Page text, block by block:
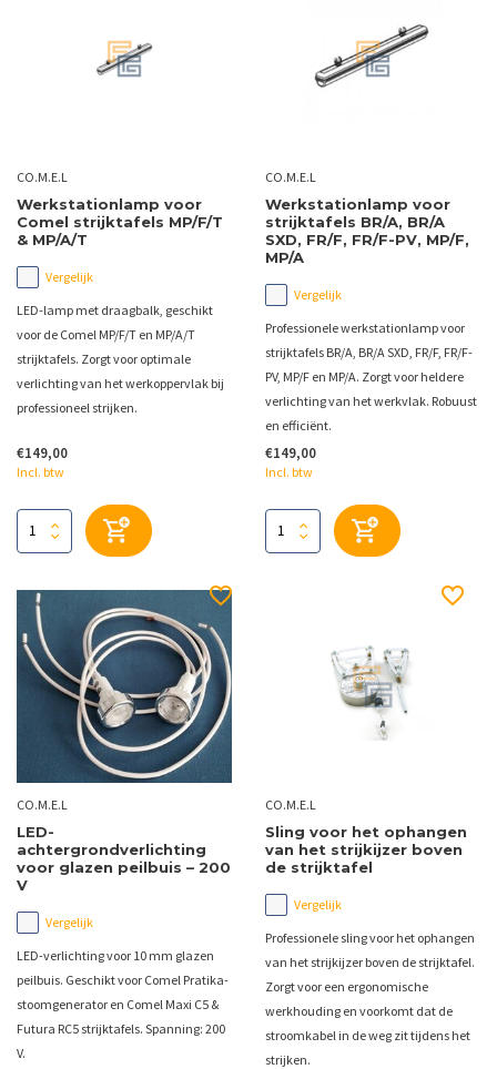
CO.M.E.L
Werkstationlamp voor
Comel strijktafels MP/F/T
& MP/A/T
Vergelijk
LED-lamp met draagbalk, geschikt
voor de Comel MP/F/T en MP/A/T
strijktafels. Zorgt voor optimale
verlichting van het werkoppervlak bij
professioneel strijken.
€149,00
Incl. btw
CO.M.E.L
Werkstationlamp voor
strijktafels BR/A, BR/A
SXD, FR/F, FR/F-PV, MP/F,
MP/A
Vergelijk
Professionele werkstationlamp voor
strijktafels BR/A, BR/A SXD, FR/F, FR/F-
PV, MP/F en MP/A. Zorgt voor heldere
verlichting van het werkvlak. Robuust
en efficiënt.
€149,00
Incl. btw
CO.M.E.L
LED-
achtergrondverlichting
voor glazen peilbuis – 200
V
Vergelijk
LED-verlichting voor 10 mm glazen
peilbuis. Geschikt voor Comel Pratika-
stoomgenerator en Comel Maxi C5 &
Futura RC5 strijktafels. Spanning: 200
V.
CO.M.E.L
Sling voor het ophangen
van het strijkijzer boven
de strijktafel
Vergelijk
Professionele sling voor het ophangen
van het strijkijzer boven de strijktafel.
Zorgt voor een ergonomische
werkhouding en voorkomt dat de
stroomkabel in de weg zit tijdens het
strijken.